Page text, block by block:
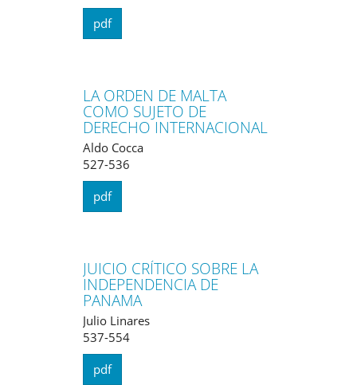
pdf
LA ORDEN DE MALTA
COMO SUJETO DE
DERECHO INTERNACIONAL
Aldo Cocca
527-536
pdf
JUICIO CRÍTICO SOBRE LA
INDEPENDENCIA DE
PANAMA
Julio Linares
537-554
pdf